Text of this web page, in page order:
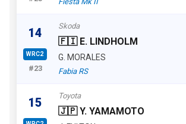
14
WRC2
#23
Skoda
🇫🇮 E. LINDHOLM
G. MORALES
Fabia RS
15 Toyota
🇯🇵 Y. YAMAMOTO